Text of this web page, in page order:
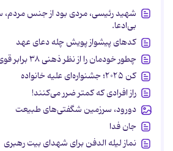
شهید رئیسی، مردی بود از جنس مردم،
بی‌ادعا.
کدهای پیشواز پویش چله دعای عهد
چطور خودمان را از نظر ذهنی ۳۸ برابر قوی‌تر کنیم؟
کن ۲۰۲۵؛ جشنواره‌ای علیه خانواده
راز افرادی که کمتر ضرر می‌کنند!
دورود، سرزمین شگفتی‌های طبیعت
جان فدا
نماز لیله الدفن برای شهدای بیت رهبری